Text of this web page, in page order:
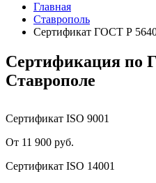
Главная
Ставрополь
Сертификат ГОСТ Р
Сертификация по
Ставрополе
Сертификат ISO 9001
От 11 900 руб.
Сертификат ISO 14001